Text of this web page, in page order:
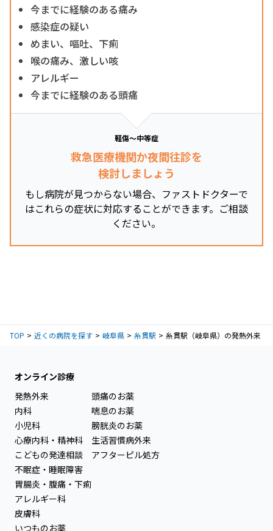
今までに経験のある痛み
感染症の疑い
めまい、嘔吐、下痢
喉の痛み、激しい咳
アレルギー
今までに経験のある頭痛
軽傷～中等症
救急医療機関か夜間往診を
検討しましょう
もし病院が見つからない場合、ファストドクターで
はこれらの症状に対応することができます。ご相談
ください。
TOP 近くの病院を探す 岐阜県 糸貫駅 糸貫駅（岐阜県）の発熱外来
オンライン診療
発熱外来
内科
小児科
心療内科・精神科
こどもの発達相談
不眠症・睡眠障害
胃腸炎・腹痛・下痢
アレルギー科
皮膚科
いつものお薬
頭痛のお薬
喘息のお薬
膀胱炎のお薬
生活習慣病外来
アフターピル処方